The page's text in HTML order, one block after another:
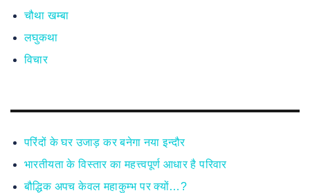
चौथा खम्बा
लघुकथा
विचार
परिंदों के घर उजाड़ कर बनेगा नया इन्दौर
भारतीयता के विस्तार का महत्त्वपूर्ण आधार है परिवार
बौद्धिक अपच केवल महाकुम्भ पर क्यों…?